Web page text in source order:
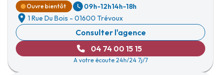
Ouvre bientôt 09h-12h14h-18h
1 Rue Du Bois - 01600 Trévoux
Consulter l'agence
04 74 00 15 15
A votre écoute 24h/24 7j/7